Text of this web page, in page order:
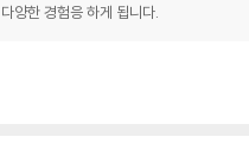
양한 경험응 하게 됩니다.